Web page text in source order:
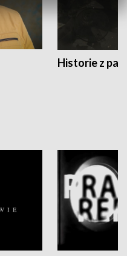
Historie z